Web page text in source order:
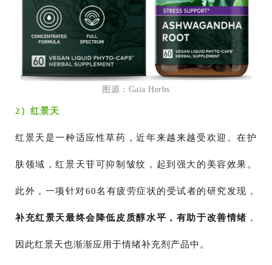
图源：Gaia Herbs
2）红景天
红景天是一种适应性草药，近年来越来越受欢迎。在护
肤领域，红景天苷可抑制皱纹，起到强大的美容效果。
此外，一项针对60名有疲劳症状的受试者的研究发现，
补充红景天最终会降低皮质醇水平，有助于改善情绪 ，
因此红景天也渐渐应用于情绪补充剂产品中。